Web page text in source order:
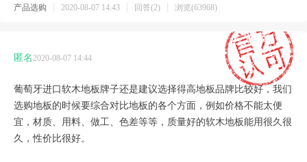
产品选购 2020-08-07 14:43 回答(2) 浏览(63968)
匿名2020-08-07 14:44
葡萄牙进口软木地板牌子还是建议选择得高地板品牌比较好，我们
选购地板的时候要综合对比地板的各个方面，例如价格不能太便
宜，材质、用料、做工、色差等等，质量好的软木地板能用很久很
久，性价比很好。